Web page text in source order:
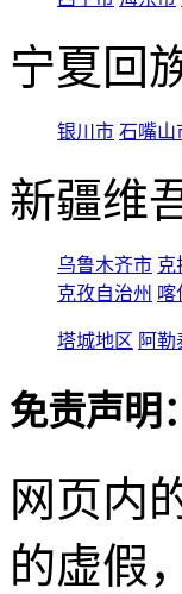
宁夏回
银川市 石嘴山
新疆维
乌鲁木齐市 克
克孜自治州 喀
塔城地区 阿勒
免责声明：
网页内
的虚假